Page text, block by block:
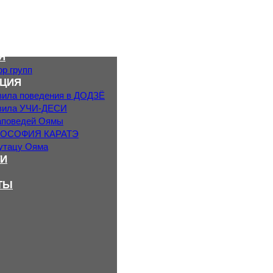
групп
поведения в ДОДЗЁ
УЧИ-ДЕСИ
Оямы
КАРАТЭ
Ояма